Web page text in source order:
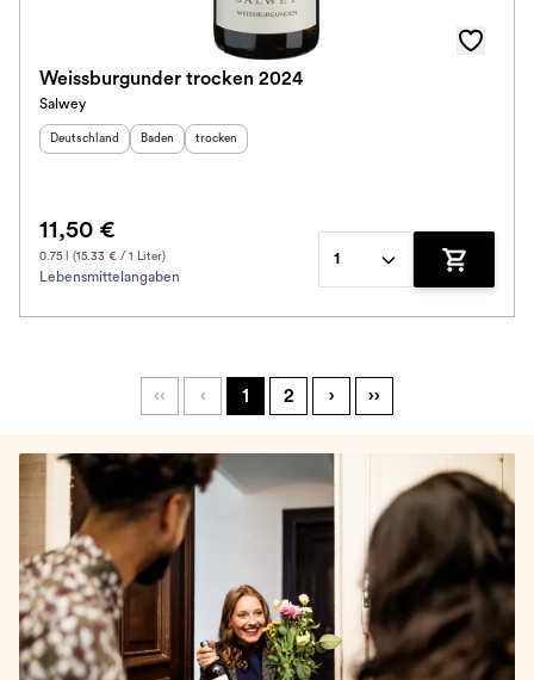
Weissburgunder trocken 2024
Salwey
Herkunftsland
Deutschland Herkunftsregion:
Baden Geschmack
trocken
11,50 €
0.75 l (15.33 € / 1 Liter)
Lebensmittelangaben
1
Zum
‹‹ ‹ 1 2 › ››